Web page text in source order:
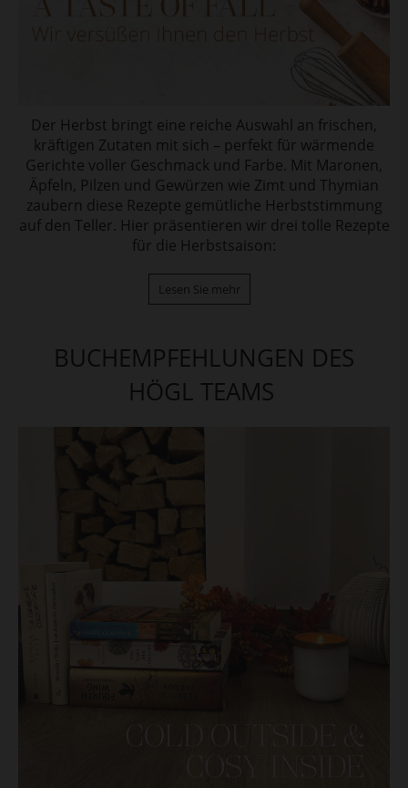
Der Herbst bringt eine reiche Auswahl an frischen,
kräftigen Zutaten mit sich – perfekt für wärmende
Gerichte voller Geschmack und Farbe. Mit Maronen,
Äpfeln, Pilzen und Gewürzen wie Zimt und Thymian
zaubern diese Rezepte gemütliche Herbststimmung
auf den Teller. Hier präsentieren wir drei tolle Rezepte
für die Herbstsaison:
Lesen Sie mehr
BUCHEMPFEHLUNGEN DES
HÖGL TEAMS